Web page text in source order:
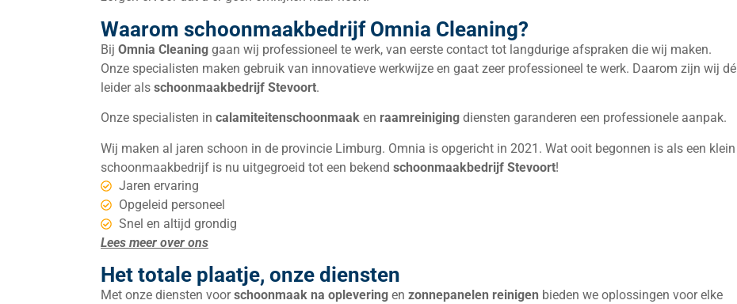
Waarom schoonmaakbedrijf Omnia Cleaning?
Bij Omnia Cleaning gaan wij professioneel te werk, van eerste contact tot langdurige afspraken die wij maken.
Onze specialisten maken gebruik van innovatieve werkwijze en gaat zeer professioneel te werk. Daarom zijn wij dé
leider als schoonmaakbedrijf Stevoort.
Onze specialisten in calamiteitenschoonmaak en raamreiniging diensten garanderen een professionele aanpak.
Wij maken al jaren schoon in de provincie Limburg. Omnia is opgericht in 2021. Wat ooit begonnen is als een klein
schoonmaakbedrijf is nu uitgegroeid tot een bekend schoonmaakbedrijf Stevoort!
Jaren ervaring
Opgeleid personeel
Snel en altijd grondig
Lees meer over ons
Het totale plaatje, onze diensten
Met onze diensten voorschoonmaak na oplevering en zonnepanelen reinigen bieden we oplossingen voor elke